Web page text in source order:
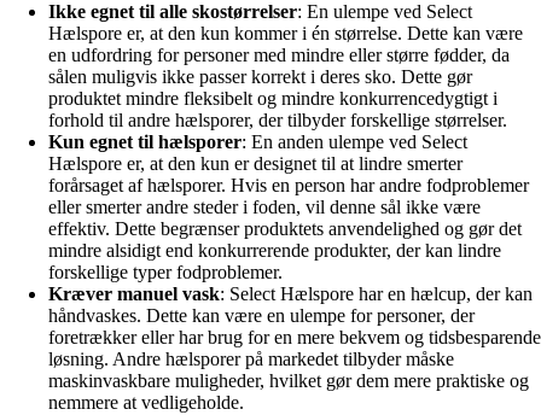
Ikke egnet til alle skostørrelser: En ulempe ved Select
Hælspore er, at den kun kommer i én størrelse. Dette kan være
en udfordring for personer med mindre eller større fødder, da
sålen muligvis ikke passer korrekt i deres sko. Dette gør
produktet mindre fleksibelt og mindre konkurrencedygtigt i
forhold til andre hælsporer, der tilbyder forskellige størrelser.
Kun egnet til hælsporer: En anden ulempe ved Select
Hælspore er, at den kun er designet til at lindre smerter
forårsaget af hælsporer. Hvis en person har andre fodproblemer
eller smerter andre steder i foden, vil denne sål ikke være
effektiv. Dette begrænser produktets anvendelighed og gør det
mindre alsidigt end konkurrerende produkter, der kan lindre
forskellige typer fodproblemer.
Kræver manuel vask: Select Hælspore har en hælcup, der kan
håndvaskes. Dette kan være en ulempe for personer, der
foretrækker eller har brug for en mere bekvem og tidsbesparende
løsning. Andre hælsporer på markedet tilbyder måske
maskinvaskbare muligheder, hvilket gør dem mere praktiske og
nemmere at vedligeholde.